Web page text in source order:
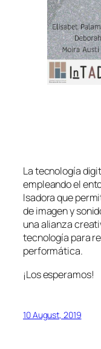
La tecnología
empleando el
Isadora que
de imagen y
una alianza
tecnología para
performática.
¡Los esperamos!
10 August, 2019